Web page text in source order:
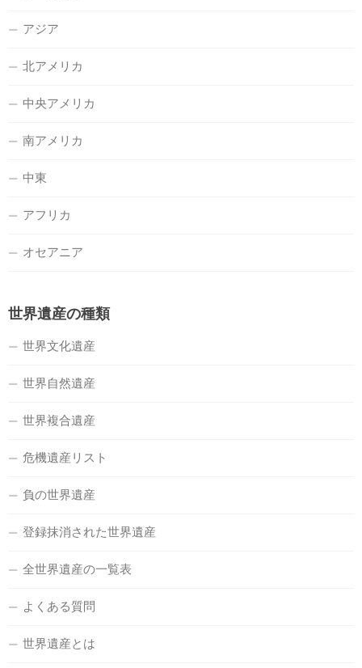
アジア
北アメリカ
中央アメリカ
南アメリカ
中東
アフリカ
オセアニア
世界遺産の種類
世界文化遺産
世界自然遺産
世界複合遺産
危機遺産リスト
負の世界遺産
登録抹消された世界遺産
全世界遺産の一覧表
よくある質問
世界遺産とは